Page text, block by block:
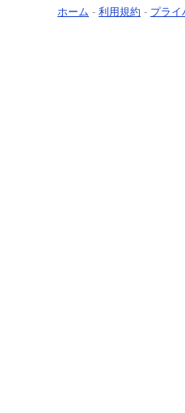
ホーム - 利用規約 - プライ